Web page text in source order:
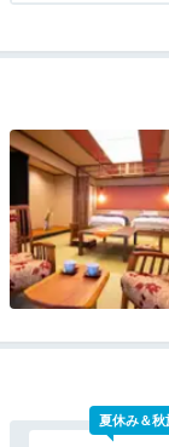
また利用したいと
アクセス 3.0 コスパ
夏休み＆秋